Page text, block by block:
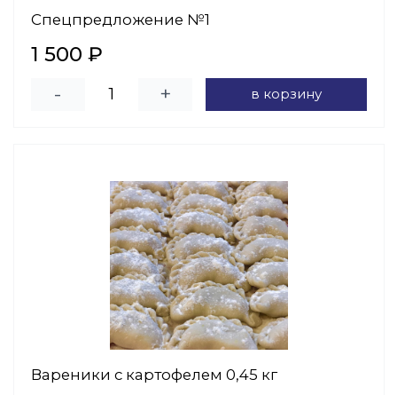
Спецпредложение №1
1 500 ₽
-
+ в корзину
Вареники с картофелем 0,45 кг